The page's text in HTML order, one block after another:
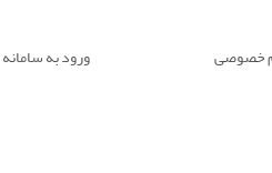
خصوصی ورود به سامانه